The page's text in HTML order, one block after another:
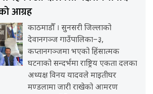
आग्रह
काठमाडौँ । सुनसरी जिल्लाको
देवानगञ्ज गाउँपालिका–३,
कप्तानगञ्जमा भएको हिंसात्मक
घटनाको सन्दर्भमा राष्ट्रिय एकता दलका
अध्यक्ष विनय यादवले माइतीघर
मण्डलामा जारी राखेको आमरण